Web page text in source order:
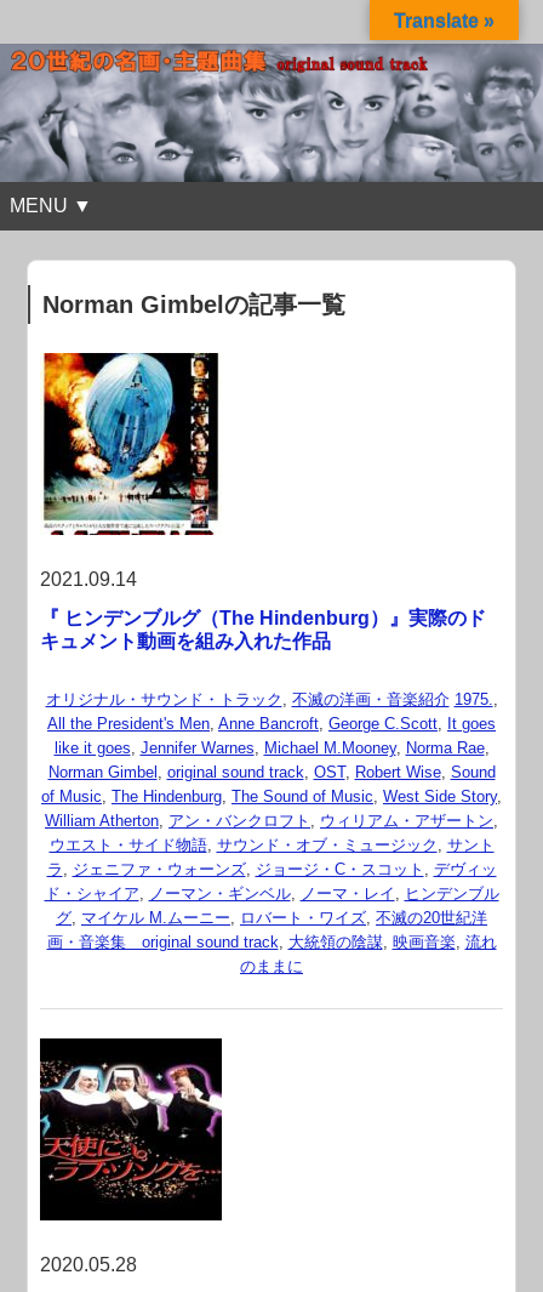
MENU ▼
Norman Gimbelの記事一覧
2021.09.14
『 ヒンデンブルグ（The Hindenburg）』実際のド
キュメント動画を組み入れた作品
オリジナル・サウンド・トラック , 不滅の洋画・音楽紹介 1975.,
All the President's Men, Anne Bancroft, George C.Scott, It goes
like it goes, Jennifer Warnes, Michael M.Mooney, Norma Rae,
Norman Gimbel , original sound track, OST, Robert Wise, Sound
of Music, The Hindenburg, The Sound of Music, West Side Story,
William Atherton, アン・バンクロフト , ウィリアム・アザートン,
ウエスト・サイド物語, サウンド・オブ・ミュージック , サント
ラ , ジェニファ・ウォーンズ, ジョージ・C・スコット , デヴィッ
ド・シャイア, ノーマン・ギンベル, ノーマ・レイ , ヒンデンブル
グ, マイケル M.ムーニー, ロバート・ワイズ, 不滅の20世紀洋
画・音楽集 original sound track, 大統領の陰謀, 映画音楽, 流れ
のままに
2020.05.28
Translate »